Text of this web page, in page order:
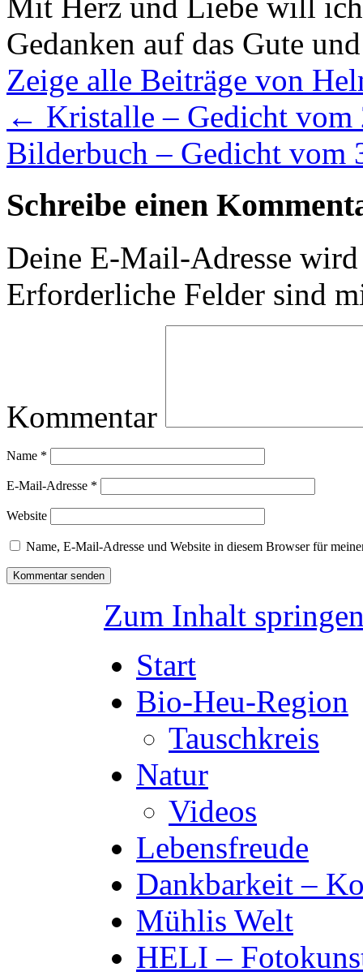
Gedanken auf das Gute
Zeige alle Beiträge von
← Kristalle – Gedicht vom
Bilderbuch – Gedicht vom
Schreibe einen
Deine E-Mail-Adresse
Erforderliche Felder sind
Kommentar
Name *
E-Mail-Adresse *
Website
Name, E-Mail-Adresse und Website in diesem Browser für
Zum Inhalt
Start
Bio-Heu-Region
Tauschkreis
Natur
Videos
Lebensfreude
Dankbarkeit –
Mühlis Welt
HELI –